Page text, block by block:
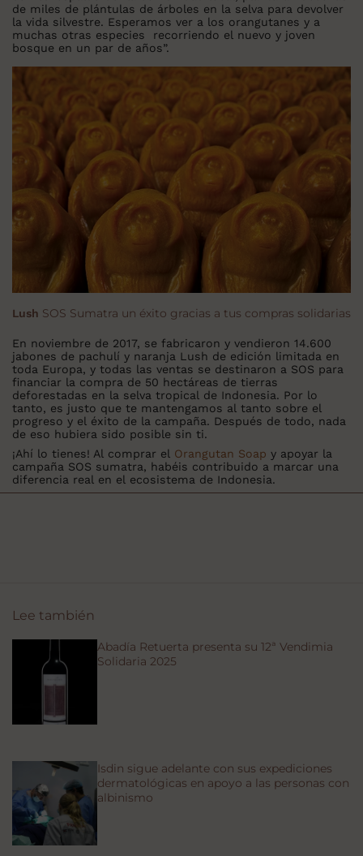
de miles de plántulas de árboles en la selva para devolver
la vida silvestre. Esperamos ver a los orangutanes y a
muchas otras especies recorriendo el nuevo y joven
bosque en un par de años”.
Lush SOS Sumatra un éxito gracias a tus compras solidarias
En noviembre de 2017, se fabricaron y vendieron 14.600
jabones de pachulí y naranja Lush de edición limitada en
toda Europa, y todas las ventas se destinaron a SOS para
financiar la compra de 50 hectáreas de tierras
deforestadas en la selva tropical de Indonesia. Por lo
tanto, es justo que te mantengamos al tanto sobre el
progreso y el éxito de la campaña. Después de todo, nada
de eso hubiera sido posible sin ti.
¡Ahí lo tienes! Al comprar el Orangutan Soap y apoyar la
campaña SOS sumatra, habéis contribuido a marcar una
diferencia real en el ecosistema de Indonesia.
Lee también
Abadía Retuerta presenta su 12ª Vendimia
Solidaria 2025
Isdin sigue adelante con sus expediciones
dermatológicas en apoyo a las personas con
albinismo